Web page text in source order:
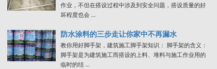
作业，不但在搭设过程中涉及到安全问题，搭设质量的好
坏程度也会 ...
防水涂料的三步走让你家中不再漏水
教你用好脚手架，建筑施工脚手架知识： 脚手架的含义：
脚手架是为建筑施工而搭设的上料、堆料与施工作业用的
临时的结 ...